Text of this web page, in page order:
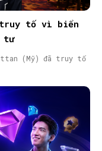
truy tố vì biển
tư
(Mỹ) đã truy tố